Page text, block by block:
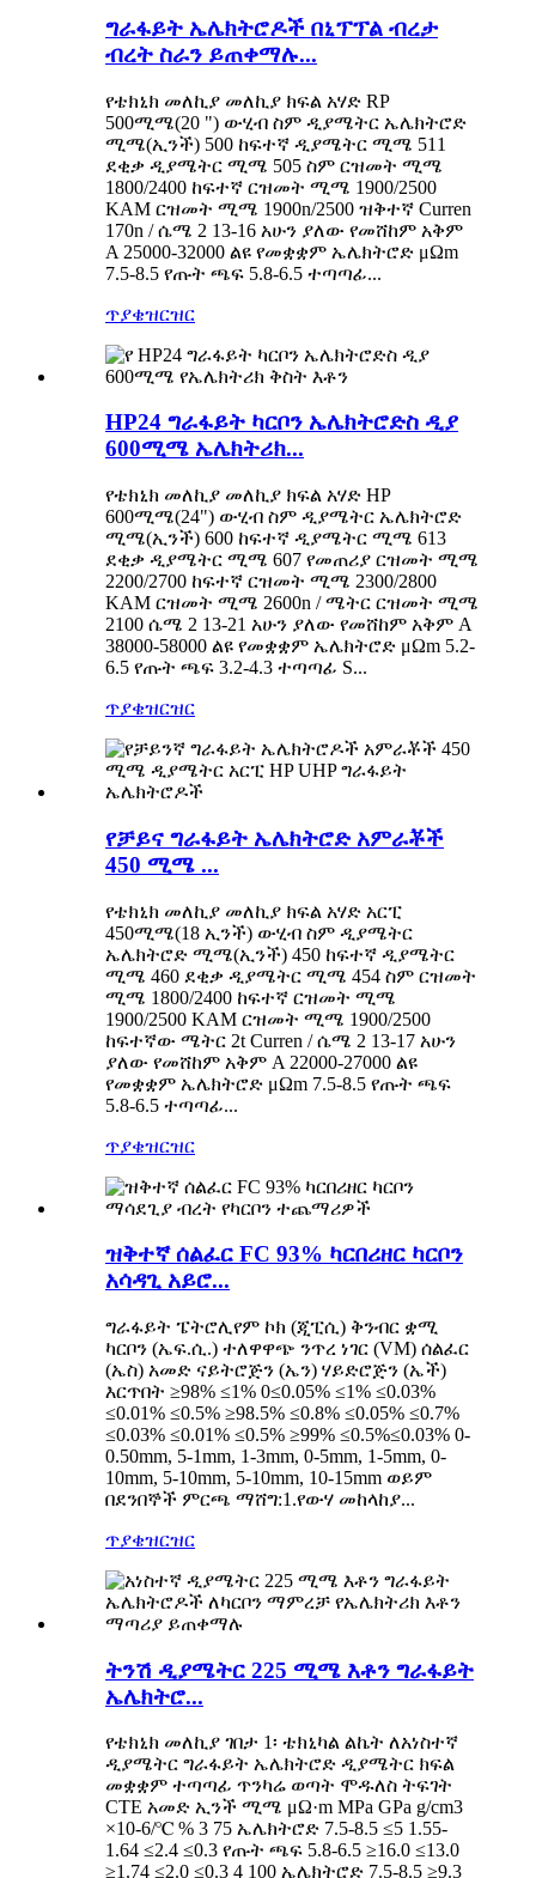
ግራፋይት ኤሌክትሮዶች በኒፕፕል ብረታ
ብረት ስራን ይጠቀማሉ...
የቴክኒክ መለኪያ መለኪያ ክፍል አሃድ RP
500ሚሜ(20 ") ውሂብ ስም ዲያሜትር ኤሌክትሮድ
ሚሜ(ኢንች) 500 ከፍተኛ ዲያሜትር ሚሜ 511
ደቂቃ ዲያሜትር ሚሜ 505 ስም ርዝመት ሚሜ
1800/2400 ከፍተኛ ርዝመት ሚሜ 1900/2500
KAM ርዝመት ሚሜ 1900n/2500 ዝቅተኛ Curren
170n / ሴሜ 2 13-16 አሁን ያለው የመሸከም አቅም
A 25000-32000 ልዩ የመቋቋም ኤሌክትሮድ μΩm
7.5-8.5 የጡት ጫፍ 5.8-6.5 ተጣጣፊ...
ጥያቄዝርዝር
HP24 ግራፋይት ካርቦን ኤሌክትሮድስ ዲያ
600ሚሜ ኤሌክትሪክ...
የቴክኒክ መለኪያ መለኪያ ክፍል አሃድ HP
600ሚሜ(24") ውሂብ ስም ዲያሜትር ኤሌክትሮድ
ሚሜ(ኢንች) 600 ከፍተኛ ዲያሜትር ሚሜ 613
ደቂቃ ዲያሜትር ሚሜ 607 የመጠሪያ ርዝመት ሚሜ
2200/2700 ከፍተኛ ርዝመት ሚሜ 2300/2800
KAM ርዝመት ሚሜ 2600n / ሜትር ርዝመት ሚሜ
2100 ሴሜ 2 13-21 አሁን ያለው የመሸከም አቅም A
38000-58000 ልዩ የመቋቋም ኤሌክትሮድ μΩm 5.2-
6.5 የጡት ጫፍ 3.2-4.3 ተጣጣፊ S...
ጥያቄዝርዝር
የቻይና ግራፋይት ኤሌክትሮድ አምራቾች
450 ሚሜ ...
የቴክኒክ መለኪያ መለኪያ ክፍል አሃድ አርፒ
450ሚሜ(18 ኢንች) ውሂብ ስም ዲያሜትር
ኤሌክትሮድ ሚሜ(ኢንች) 450 ከፍተኛ ዲያሜትር
ሚሜ 460 ደቂቃ ዲያሜትር ሚሜ 454 ስም ርዝመት
ሚሜ 1800/2400 ከፍተኛ ርዝመት ሚሜ
1900/2500 KAM ርዝመት ሚሜ 1900/2500
ከፍተኛው ሜትር 2t Curren / ሴሜ 2 13-17 አሁን
ያለው የመሸከም አቅም A 22000-27000 ልዩ
የመቋቋም ኤሌክትሮድ μΩm 7.5-8.5 የጡት ጫፍ
5.8-6.5 ተጣጣፊ...
ጥያቄዝርዝር
ዝቅተኛ ሰልፈር FC 93% ካርበሪዘር ካርቦን
አሳዳጊ አይሮ...
ግራፋይት ፔትሮሊየም ኮክ (ጂፒሲ) ቅንብር ቋሚ
ካርቦን (ኤፍ.ሲ.) ተለዋዋጭ ንጥረ ነገር (VM) ሰልፈር
(ኤስ) አመድ ናይትሮጅን (ኤን) ሃይድሮጅን (ኤች)
እርጥበት ≥98% ≤1% 0≤0.05% ≤1% ≤0.03%
≤0.01% ≤0.5% ≥98.5% ≤0.8% ≤0.05% ≤0.7%
≤0.03% ≤0.01% ≤0.5% ≥99% ≤0.5%≤0.03% 0-
0.50mm, 5-1mm, 1-3mm, 0-5mm, 1-5mm, 0-
10mm, 5-10mm, 5-10mm, 10-15mm ወይም
በደንበኞች ምርጫ ማሸግ:1.የውሃ መከላከያ...
ጥያቄዝርዝር
ትንሽ ዲያሜትር 225 ሚሜ እቶን ግራፋይት
ኤሌክትሮ...
የቴክኒክ መለኪያ ገበታ 1፡ ቴክኒካል ልኬት ለአነስተኛ
ዲያሜትር ግራፋይት ኤሌክትሮድ ዲያሜትር ክፍል
መቋቋም ተጣጣፊ ጥንካሬ ወጣት ሞዱለስ ትፍገት
CTE አመድ ኢንች ሚሜ μΩ·m MPa GPa g/cm3
×10-6/℃ % 3 75 ኤሌክትሮድ 7.5-8.5 ≤5 1.55-
1.64 ≤2.4 ≤0.3 የጡት ጫፍ 5.8-6.5 ≥16.0 ≤13.0
≥1.74 ≤2.0 ≤0.3 4 100 ኤሌክትሮድ 7.5-8.5 ≥9.3